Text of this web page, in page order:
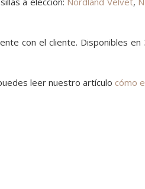
con el cliente. Disponibles
leer nuestro artículo cómo